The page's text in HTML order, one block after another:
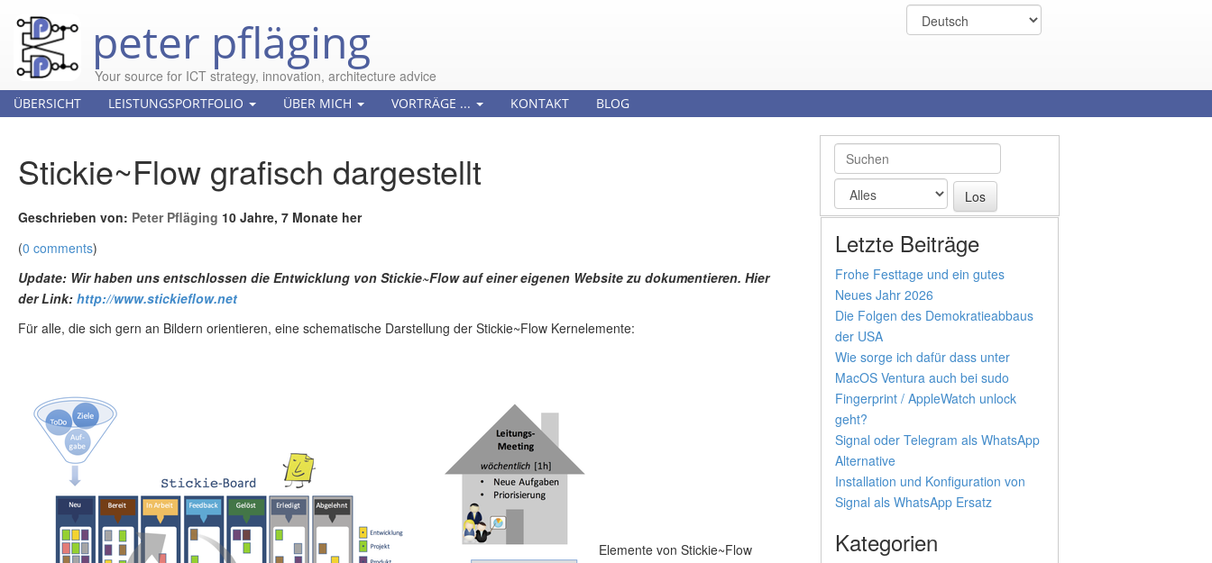
peter pfläging
Your source for ICT strategy, innovation, architecture advice
ÜBERSICHT LEISTUNGSPORTFOLIO ÜBER MICH VORTRÄGE ... KONTAKT BLOG
Stickie~Flow grafisch dargestellt
Geschrieben von: Peter Pfläging 10 Jahre, 7 Monate her
(0 comments)
Update: Wir haben uns entschlossen die Entwicklung von Stickie~Flow auf einer eigenen Website zu dokumentieren. Hier
der Link: http://www.stickieflow.net
Für alle, die sich gern an Bildern orientieren, eine schematische Darstellung der Stickie~Flow Kernelemente:
Elemente von Stickie~Flow
Letzte Beiträge
Frohe Festtage und ein gutes
Neues Jahr 2026
Die Folgen des Demokratieabbaus
der USA
Wie sorge ich dafür dass unter
MacOS Ventura auch bei sudo
Fingerprint / AppleWatch unlock
geht?
Signal oder Telegram als WhatsApp
Alternative
Installation und Konfiguration von
Signal als WhatsApp Ersatz
Kategorien